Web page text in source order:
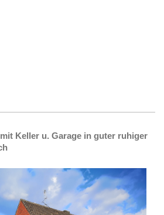
Keller u. Garage in guter ruhiger